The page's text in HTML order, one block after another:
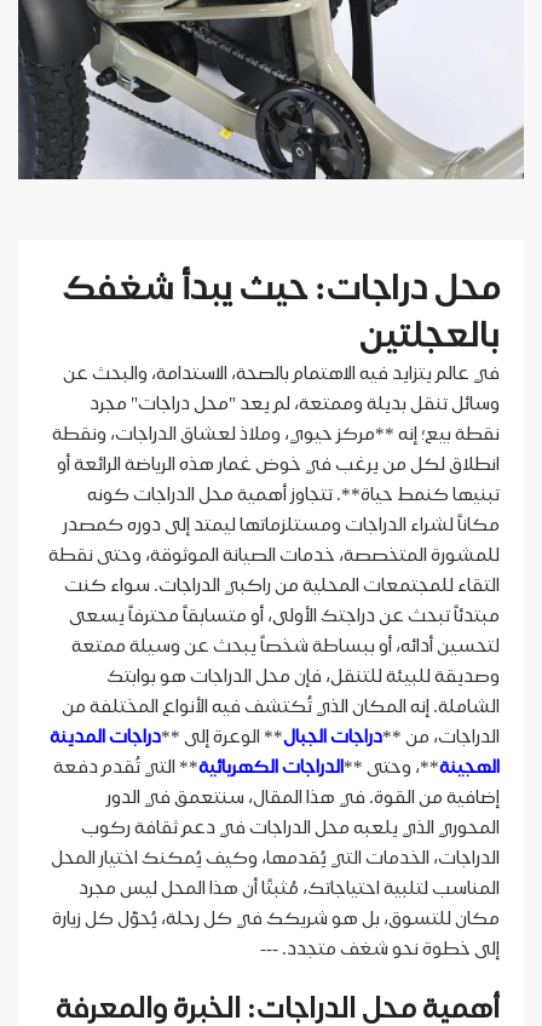
محل دراجات: حيث يبدأ شغفك
بالعجلتين
في عالم يتزايد فيه الاهتمام بالصحة، الاستدامة، والبحث عن
وسائل تنقل بديلة وممتعة، لم يعد "محل دراجات" مجرد
نقطة بيع؛ إنه **مركز حيوي، وملاذ لعشاق الدراجات، ونقطة
انطلاق لكل من يرغب في خوض غمار هذه الرياضة الرائعة أو
تبنيها كنمط حياة**. تتجاوز أهمية محل الدراجات كونه
مكاناً لشراء الدراجات ومستلزماتها ليمتد إلى دوره كمصدر
للمشورة المتخصصة، خدمات الصيانة الموثوقة، وحتى نقطة
التقاء للمجتمعات المحلية من راكبي الدراجات. سواء كنت
مبتدئاً تبحث عن دراجتك الأولى، أو متسابقاً محترفاً يسعى
لتحسين أدائه، أو ببساطة شخصاً يبحث عن وسيلة ممتعة
وصديقة للبيئة للتنقل، فإن محل الدراجات هو بوابتك
الشاملة. إنه المكان الذي تُكتشف فيه الأنواع المختلفة من
الدراجات، من **دراجات الجبال** الوعرة إلى **دراجات المدينة
الهجينة**، وحتى **الدراجات الكهربائية** التي تُقدم دفعة
إضافية من القوة. في هذا المقال، سنتعمق في الدور
المحوري الذي يلعبه محل الدراجات في دعم ثقافة ركوب
الدراجات، الخدمات التي يُقدمها، وكيف يُمكنك اختيار المحل
المناسب لتلبية احتياجاتك، مُثبتًا أن هذا المحل ليس مجرد
مكان للتسوق، بل هو شريكك في كل رحلة، يُحوّل كل زيارة
إلى خطوة نحو شغف متجدد. ---
أهمية محل الدراجات: الخبرة والمعرفة